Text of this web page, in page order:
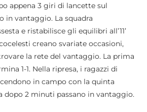
appena 3 giri di lancette sul
in vantaggio. La squadra
e ristabilisce gli equilibri all’11’
creano svariate occasioni,
la rete del vantaggio. La prima
1-1. Nella ripresa, i ragazzi di
in campo con la quinta
dopo 2 minuti passano in vantaggio.